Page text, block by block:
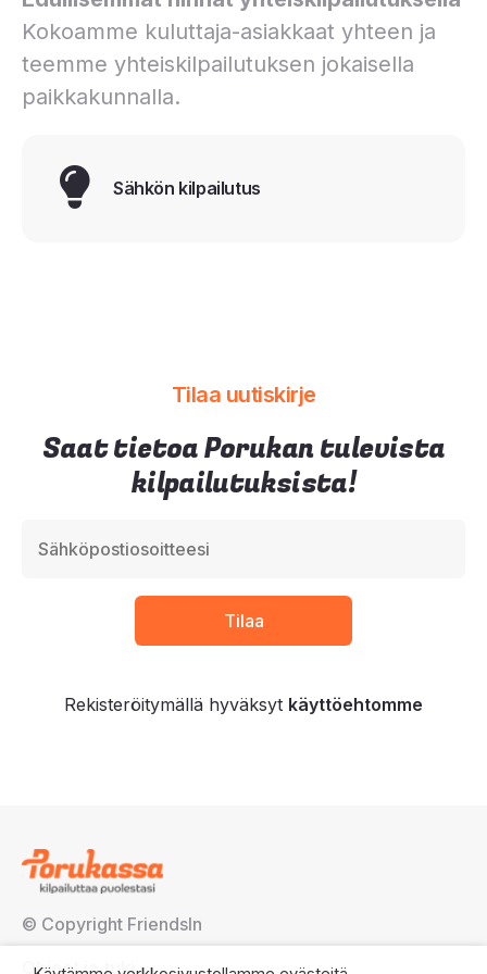
Kokoamme kuluttaja-asiakkaat yhteen ja
teemme yhteiskilpailutuksen jokaisella
paikkakunnalla.
Sähkön kilpailutus
Tilaa uutiskirje
Saat tietoa Porukan tulevista
kilpailutuksista!
Rekisteröitymällä hyväksyt käyttöehtomme
© Copyright FriendsIn
Ohjeet ja tuki